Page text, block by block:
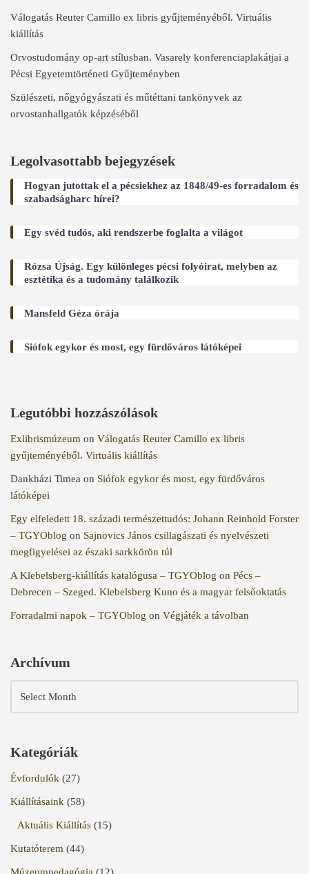
Válogatás Reuter Camillo ex libris gyűjteményéből. Virtuális
kiállítás
Orvostudomány op-art stílusban. Vasarely konferenciaplakátjai a
Pécsi Egyetemtörténeti Gyűjteményben
Szülészeti, nőgyógyászati és műtéttani tankönyvek az
orvostanhallgatók képzéséből
Legolvasottabb bejegyzések
Hogyan jutottak el a pécsiekhez az 1848/49-es forradalom és
szabadságharc hírei?
Egy svéd tudós, aki rendszerbe foglalta a világot
Rózsa Újság. Egy különleges pécsi folyóirat, melyben az
esztétika és a tudomány találkozik
Mansfeld Géza órája
Siófok egykor és most, egy fürdőváros látóképei
Legutóbbi hozzászólások
Exlibrismúzeum on Válogatás Reuter Camillo ex libris
gyűjteményéből. Virtuális kiállítás
Dankházi Timea on Siófok egykor és most, egy fürdőváros
látóképei
Egy elfeledett 18. századi természettudós: Johann Reinhold Forster
– TGYOblog on Sajnovics János csillagászati és nyelvészeti
megfigyelései az északi sarkkörön túl
A Klebelsberg-kiállítás katalógusa – TGYOblog on Pécs –
Debrecen – Szeged. Klebelsberg Kuno és a magyar felsőoktatás
Forradalmi napok – TGYOblog on Végjáték a távolban
Archívum
Kategóriák
Évfordulók (27)
Kiállításaink (58)
Aktuális Kiállítás (15)
Kutatóterem (44)
Múzeumpedagógia (12)